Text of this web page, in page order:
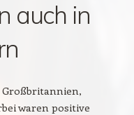
auch in
waren positive